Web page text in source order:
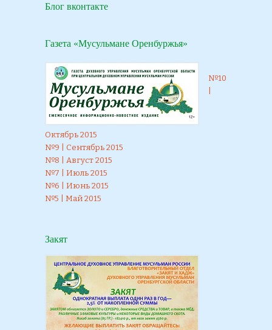
Блог вконтакте
Газета «Мусульмане Оренбуржья»
№10
Октябрь 2015
№9 | Сентябрь 2015
№8 | Август 2015
№7 | Июль 2015
№6 | Июнь 2015
№5 | Май 2015
Закят